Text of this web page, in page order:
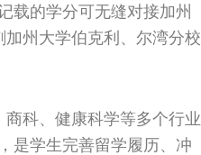
载的学分可无缝对接加州
州大学伯克利、尔湾分校
科、健康科学等多个行业
是学生完善留学履历、冲